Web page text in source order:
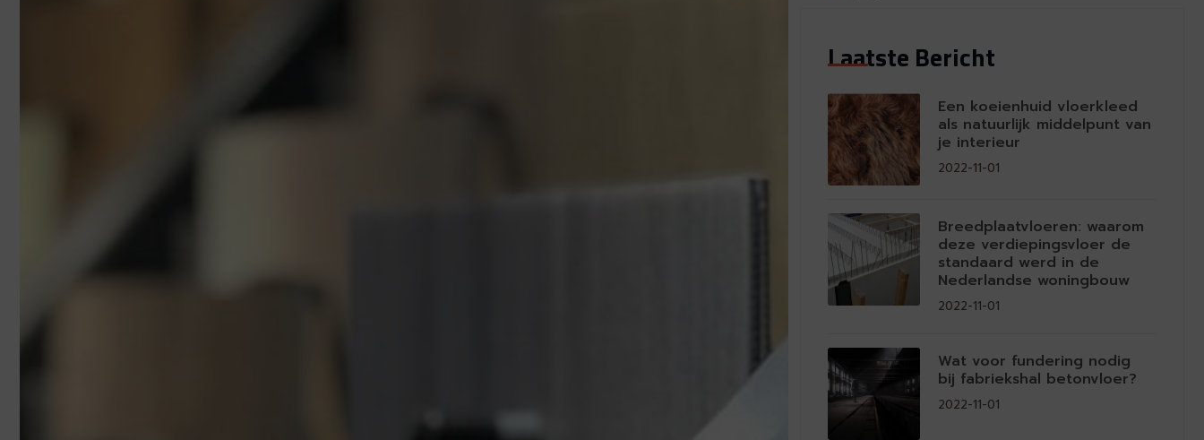
Laatste Bericht
Een koeienhuid vloerkleed
als natuurlijk middelpunt van
je interieur
2022-11-01
Breedplaatvloeren: waarom
deze verdiepingsvloer de
standaard werd in de
Nederlandse woningbouw
2022-11-01
Wat voor fundering nodig
bij fabriekshal betonvloer?
2022-11-01